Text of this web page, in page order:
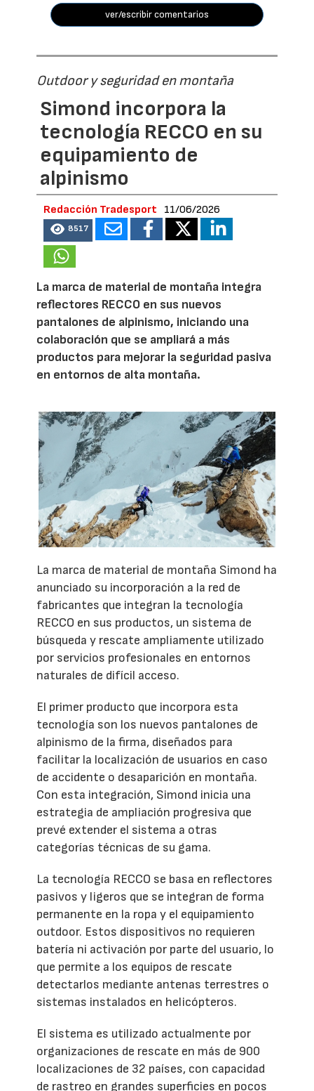
ver/escribir comentarios
Outdoor y seguridad en montaña
Simond incorpora la
tecnología RECCO en su
equipamiento de
alpinismo
Redacción Tradesport 11/06/2026
8517
La marca de material de montaña integra
reflectores RECCO en sus nuevos
pantalones de alpinismo, iniciando una
colaboración que se ampliará a más
productos para mejorar la seguridad pasiva
en entornos de alta montaña.
La marca de material de montaña Simond ha
anunciado su incorporación a la red de
fabricantes que integran la tecnología
RECCO en sus productos, un sistema de
búsqueda y rescate ampliamente utilizado
por servicios profesionales en entornos
naturales de difícil acceso.
El primer producto que incorpora esta
tecnología son los nuevos pantalones de
alpinismo de la firma, diseñados para
facilitar la localización de usuarios en caso
de accidente o desaparición en montaña.
Con esta integración, Simond inicia una
estrategia de ampliación progresiva que
prevé extender el sistema a otras
categorías técnicas de su gama.
La tecnología RECCO se basa en reflectores
pasivos y ligeros que se integran de forma
permanente en la ropa y el equipamiento
outdoor. Estos dispositivos no requieren
batería ni activación por parte del usuario, lo
que permite a los equipos de rescate
detectarlos mediante antenas terrestres o
sistemas instalados en helicópteros.
El sistema es utilizado actualmente por
organizaciones de rescate en más de 900
localizaciones de 32 países, con capacidad
de rastreo en grandes superficies en pocos